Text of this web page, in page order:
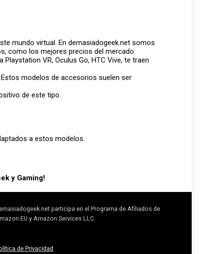
mundo virtual. En demasiadogeek.net somos
como los mejores precios del mercado.
VR, Oculus Go, HTC Vive, te traen
modelos de accesorios suelen ser
de este tipo.
a estos modelos.
y Gaming!
participa en el Programa de Afiliados de
EU y Amazon Services LLC.
de Privacidad